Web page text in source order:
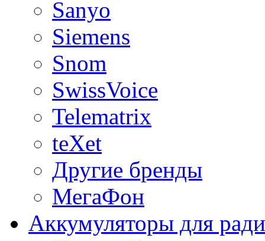
Sanyo
Siemens
Snom
SwissVoice
Telematrix
teXet
Другие бренды
МегаФон
Аккумуляторы для